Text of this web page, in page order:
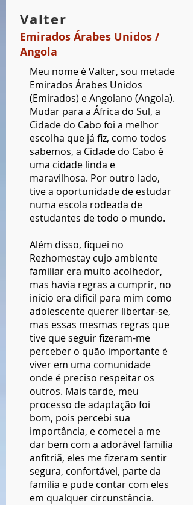
Valter
Emirados Árabes Unidos /
Angola
Meu nome é Valter, sou metade
Emirados Árabes Unidos
(Emirados) e Angolano (Angola).
Mudar para a África do Sul, a
Cidade do Cabo foi a melhor
escolha que já fiz, como todos
sabemos, a Cidade do Cabo é
uma cidade linda e
maravilhosa. Por outro lado,
tive a oportunidade de estudar
numa escola rodeada de
estudantes de todo o mundo.
Além disso, fiquei no
Rezhomestay cujo ambiente
familiar era muito acolhedor,
mas havia regras a cumprir, no
início era difícil para mim como
adolescente querer libertar-se,
mas essas mesmas regras que
tive que seguir fizeram-me
perceber o quão importante é
viver em uma comunidade
onde é preciso respeitar os
outros. Mais tarde, meu
processo de adaptação foi
bom, pois percebi sua
importância, e comecei a me
dar bem com a adorável família
anfitriã, eles me fizeram sentir
segura, confortável, parte da
família e pude contar com eles
em qualquer circunstância.